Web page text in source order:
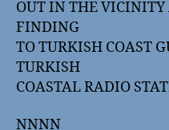
OUT IN THE VICINITY
FINDING
TO TURKISH COAST
TURKISH
COASTAL RADIO
NNNN